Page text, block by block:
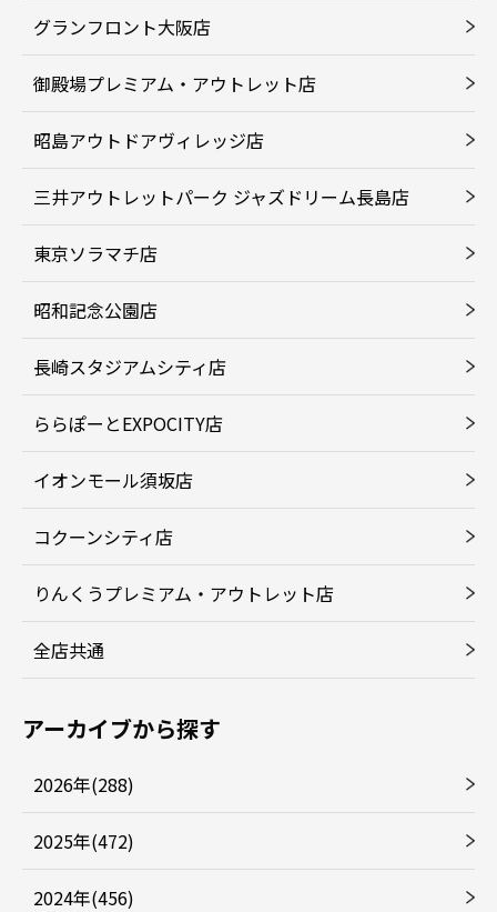
グランフロント大阪店
御殿場プレミアム・アウトレット店
昭島アウトドアヴィレッジ店
三井アウトレットパーク ジャズドリーム長島店
東京ソラマチ店
昭和記念公園店
長崎スタジアムシティ店
ららぽーとEXPOCITY店
イオンモール須坂店
コクーンシティ店
りんくうプレミアム・アウトレット店
全店共通
アーカイブから探す
2026年(288)
2025年(472)
2024年(456)